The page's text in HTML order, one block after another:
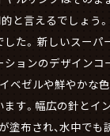
と言えるでしょう
た。 新しいスーパ
ョンのデザインコ
ベゼルや鮮やかな
す。幅広の針とイ
塗布され、水中でも